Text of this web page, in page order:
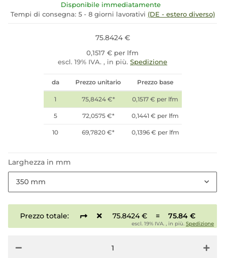
Disponibile immediatamente
Tempi di consegna: 5 - 8 giorni lavorativi (DE - estero diverso)
75.8424 €
0,1517 € per lfm
escl. 19% IVA. , in più. Spedizione
da Prezzo unitario Prezzo base
1 75,8424 €* 0,1517 € per lfm
5 72,0575 €* 0,1441 € per lfm
10 69,7820 €* 0,1396 € per lfm
Larghezza in mm
350 mm
Prezzo totale: 75.8424 € = 75.84 €
escl. 19% IVA. , in più. Spedizione